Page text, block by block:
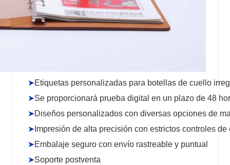
➤Etiquetas personalizadas para botellas de cuello
➤Se proporcionará prueba digital en un plazo de 48
➤Diseños personalizados con diversas opciones de
➤ Impresión de alta precisión con estrictos controles de
➤Embalaje seguro con envío rastreable y puntual
➤Soporte postventa